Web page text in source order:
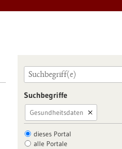
Suchbegriffe
Gesundheitsdaten
dieses Portal
alle Portale